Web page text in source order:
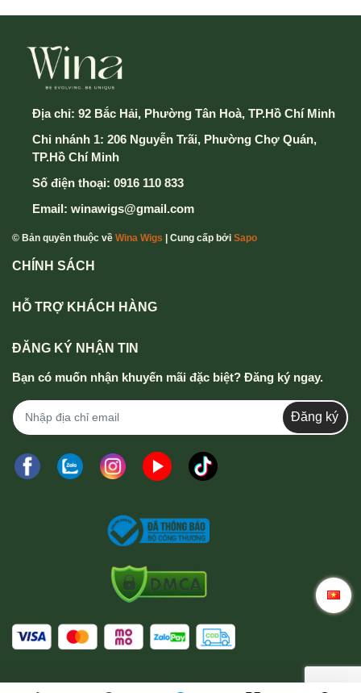
Địa chỉ: 92 Bắc Hải, Phường Tân Hoà, TP.Hồ Chí Minh
Chi nhánh 1: 206 Nguyễn Trãi, Phường Chợ Quán,
TP.Hồ Chí Minh
Số điện thoại: 0916 110 833
Email: winawigs@gmail.com
© Bản quyền thuộc về Wina Wigs | Cung cấp bởi Sapo
CHÍNH SÁCH
HỖ TRỢ KHÁCH HÀNG
ĐĂNG KÝ NHẬN TIN
Bạn có muốn nhận khuyến mãi đặc biệt? Đăng ký ngay.
Đăng ký